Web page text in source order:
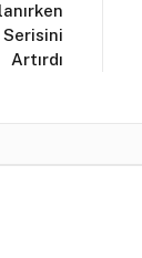
Serisini
Artırdı